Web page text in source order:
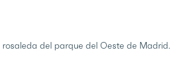
rosaleda del parque del Oeste de